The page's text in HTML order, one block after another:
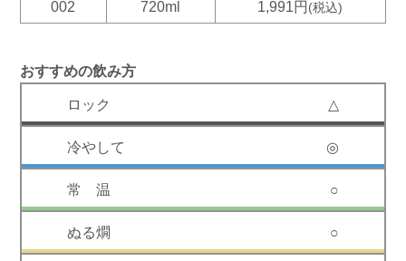
002 720ml 1,991円 (税込)
おすすめの飲み方
△
◎
○
○